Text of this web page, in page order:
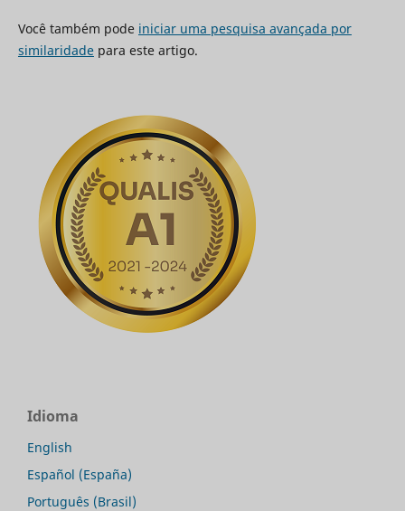
Você também pode iniciar uma pesquisa avançada por
similaridadepara este artigo.
Idioma
English
Español (España)
Português (Brasil)